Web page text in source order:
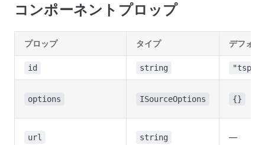
コンポーネントプロップ
プロップ タイプ デフォル
id string
options ISourceOptions {}
url string —